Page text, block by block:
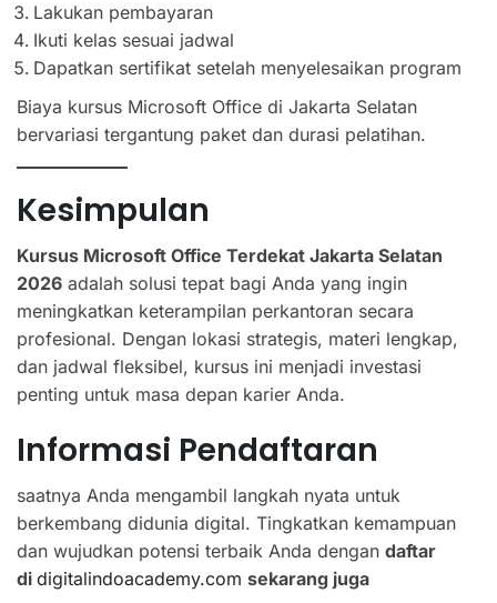
Lakukan pembayaran
Ikuti kelas sesuai jadwal
Dapatkan sertifikat setelah menyelesaikan program
Biaya kursus Microsoft Office di Jakarta Selatan
bervariasi tergantung paket dan durasi pelatihan.
Kesimpulan
Kursus Microsoft Office Terdekat Jakarta Selatan
2026 adalah solusi tepat bagi Anda yang ingin
meningkatkan keterampilan perkantoran secara
profesional. Dengan lokasi strategis, materi lengkap,
dan jadwal fleksibel, kursus ini menjadi investasi
penting untuk masa depan karier Anda.
Informasi Pendaftaran
saatnya Anda mengambil langkah nyata untuk
berkembang didunia digital. Tingkatkan kemampuan
dan wujudkan potensi terbaik Anda dengan daftar
di digitalindoacademy.com sekarang juga